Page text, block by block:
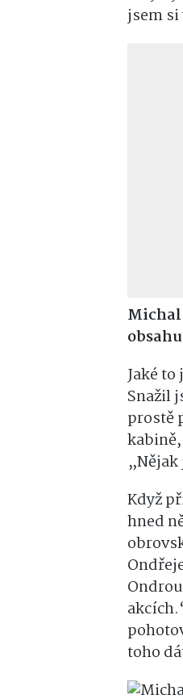
jsem
Jaké
Snažil
prostě
Když
hned
toho